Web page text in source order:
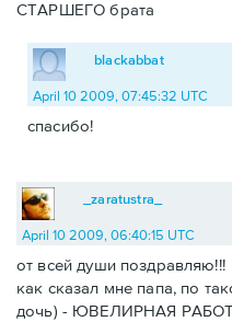
СТАРШЕГО брата
blackabbat
April 10 2009, 07:45:32 UTC
спасибо!
_zaratustra_
April 10 2009, 06:40:15 UTC
от всей души поздравляю!!!
как сказал мне папа, по
дочь) - ЮВЕЛИРНАЯ